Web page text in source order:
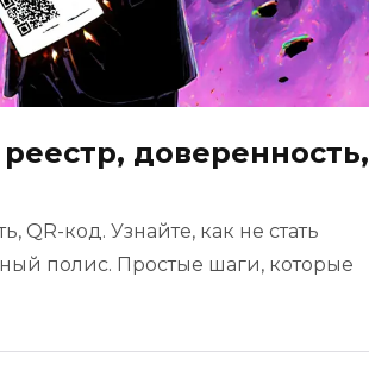
доверенность,
QR-код. Узнайте, как не стать
полис. Простые шаги, которые